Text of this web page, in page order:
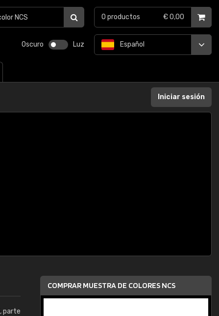
Oscuro Luz Español
0 productos € 0,00
Iniciar sesión
, parte
COMPRAR MUESTRA DE COLORES NCS